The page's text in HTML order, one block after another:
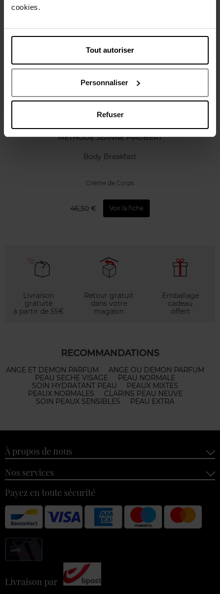
cookies.
Tout autoriser
Personnaliser
Refuser
Avis client
MÉTHODE JEANNE PIAUBERT
Body Breakfast
Crème de Corps
46,50 € Voir la fiche
Livraison
gratuite
à partir de 55€
Retour gratuit
dans votre
magasin
Emballage
cadeau
offert
RECOMMANDATIONS
ANGE ET DEMON PARFUM
ANGE OU DEMON PARFUM
PEAU SECHE VISAGE
PEAU NORMALE
SOIN HYDRATANT PEAU
PEAUX MIXTES
PEAUX NORMALES
CLARINS PEAU NEUVE
SOIN PEAUX SENSIBLES
PEAU EXTRA
À propos de nous
Nos services
Payez en toute sécurité
Livraison par